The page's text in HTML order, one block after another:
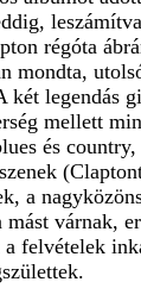
régóta
mondta,
két legendás
mellett
és country,
a
várnak,
felvételek